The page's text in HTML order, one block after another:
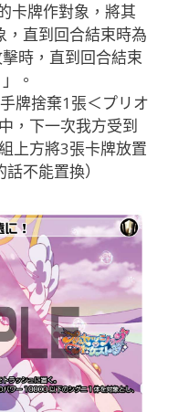
卡牌作對象，將其
，直到回合結束時為
擊時，直到回合結束
。
牌捨棄1張＜プリオ
，下一次我方受到
上方將3張卡牌放置
不能置換）